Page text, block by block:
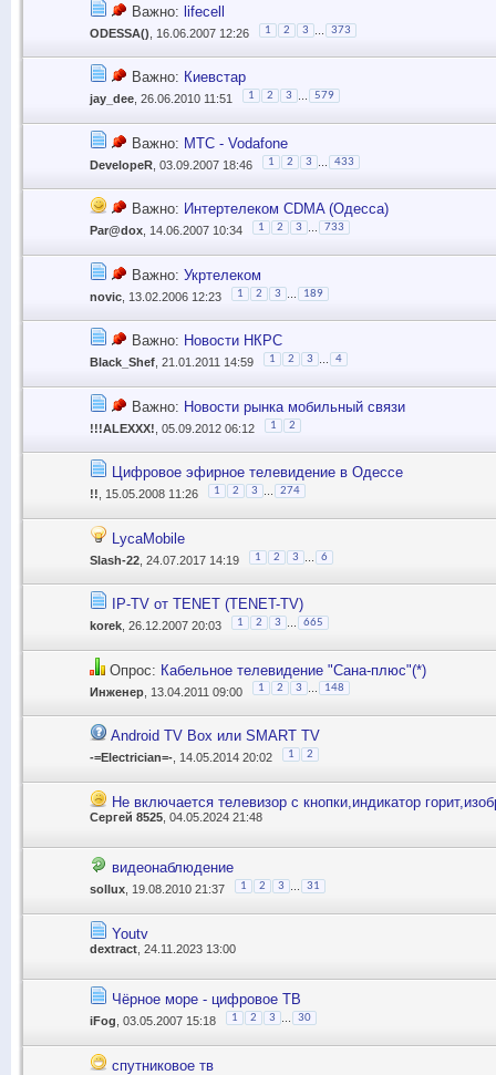
Важно: lifecell
ODESSA() , 16.06.2007 12:26 1 2 3 373
Важно: Киевстар
jay_dee , 26.06.2010 11:51 1 2 3 579
Важно: МТС - Vodafone
DevelopeR , 03.09.2007 18:46 1 2 3 433
Важно: Интертелеком CDMA (Одесса)
Par@dox , 14.06.2007 10:34 1 2 3 733
Важно: Укртелеком
novic , 13.02.2006 12:23 1 2 3 189
Важно: Новости НКРС
Black_Shef , 21.01.2011 14:59 1 2 3 4
Важно: Новости рынка мобильный связи
!!!ALEXXX! , 05.09.2012 06:12 1 2
Цифровое эфирное телевидение в Одессе
!! , 15.05.2008 11:26 1 2 3 274
LycaMobile
Slash-22 , 24.07.2017 14:19 1 2 3 6
IP-TV от TENET (TENET-TV)
korek , 26.12.2007 20:03 1 2 3 665
Опрос: Кабельное телевидение "Сана-плюс"(*)
Инженер , 13.04.2011 09:00 1 2 3 ... 148
Android TV Box или SMART TV
-=Electrician=- , 14.05.2014 20:02 1 2
Не включается телевизор с кнопки,индикатор
Сергей 8525 , 04.05.2024 21:48
видеонаблюдение
sollux , 19.08.2010 21:37 1 2 3 31
Youtv
dextract , 24.11.2023 13:00
Чёрное море - цифровое ТВ
iFog , 03.05.2007 15:18 1 2 3 30
спутниковое тв